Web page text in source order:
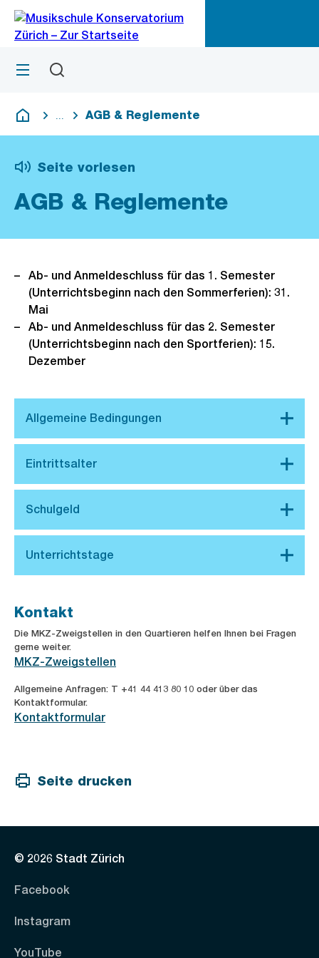
Navigation
Sprunglink
Menü
Deutsch
Blende alle Breadcrumbs ein
AGB & Reglemente
Seite vorlesen
AGB & Reglemente
Ab- und Anmeldeschluss für das 1. Semester
(Unterrichtsbeginn nach den Sommerferien): 31.
Mai
Ab- und Anmeldeschluss für das 2. Semester
(Unterrichtsbeginn nach den Sportferien): 15.
Dezember
Kontakt
Die MKZ-Zweigstellen in den Quartieren helfen Ihnen bei Fragen
gerne weiter.
MKZ-Zweigstellen
Allgemeine Anfragen: T +41 44 413 80 10 oder über das
Kontaktformular.
Kontaktformular
Seite drucken
© 2026 Stadt Zürich
Facebook
Instagram
YouTube